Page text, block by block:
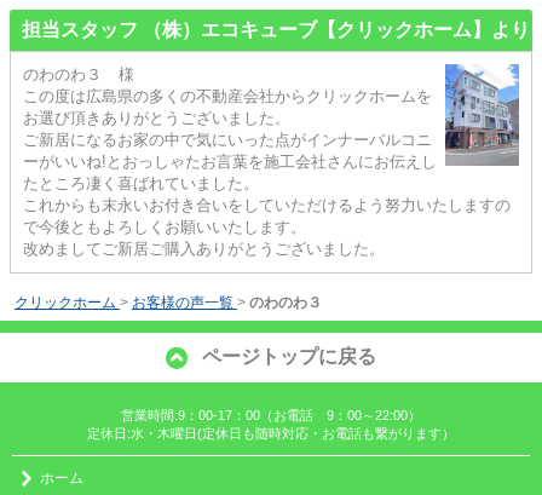
担当スタッフ （株）エコキューブ【クリックホーム】より
のわのわ３ 様
この度は広島県の多くの不動産会社からクリックホームを
お選び頂きありがとうございました。
ご新居になるお家の中で気にいった点がインナーバルコニ
ーがいいね!とおっしゃたお言葉を施工会社さんにお伝えし
たところ凄く喜ばれていました。
これからも末永いお付き合いをしていただけるよう努力いたしますの
で今後ともよろしくお願いいたします。
改めましてご新居ご購入ありがとうございました。
クリックホーム > お客様の声一覧 > のわのわ３
ページトップに戻る
営業時間:9：00-17：00（お電話 9：00～22:00）
定休日:水・木曜日(定休日も随時対応・お電話も繋がります）
ホーム